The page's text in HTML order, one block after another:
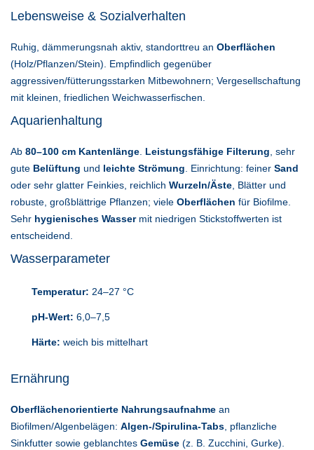
Lebensweise & Sozialverhalten
Ruhig, dämmerungsnah aktiv, standorttreu an Oberflächen
(Holz/Pflanzen/Stein). Empfindlich gegenüber
aggressiven/fütterungsstarken Mitbewohnern; Vergesellschaftung
mit kleinen, friedlichen Weichwasserfischen.
Aquarienhaltung
Ab 80–100 cm Kantenlänge. Leistungsfähige Filterung, sehr
gute Belüftung und leichte Strömung. Einrichtung: feiner Sand
oder sehr glatter Feinkies, reichlich Wurzeln/Äste, Blätter und
robuste, großblättrige Pflanzen; viele Oberflächen für Biofilme.
Sehr hygienisches Wassermit niedrigen Stickstoffwerten ist
entscheidend.
Wasserparameter
Temperatur: 24–27 °C
pH-Wert: 6,0–7,5
Härte: weich bis mittelhart
Ernährung
Oberflächenorientierte Nahrungsaufnahme an
Biofilmen/Algenbelägen: Algen-/Spirulina-Tabs, pflanzliche
Sinkfutter sowie geblanchtes Gemüse (z. B. Zucchini, Gurke).